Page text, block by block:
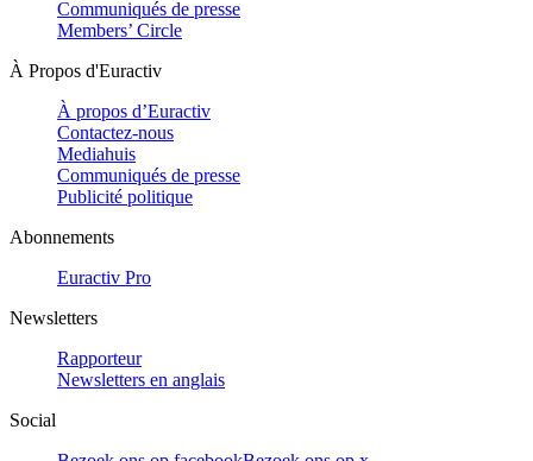
Communiqués de presse
Members’ Circle
À Propos d'Euractiv
À propos d’Euractiv
Contactez-nous
Mediahuis
Communiqués de presse
Publicité politique
Abonnements
Euractiv Pro
Newsletters
Rapporteur
Newsletters en anglais
Social